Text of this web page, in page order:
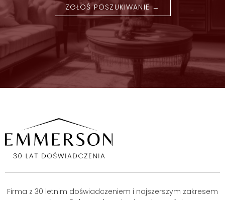
ZGŁOŚ POSZUKIWANIE →
Firma z 30 letnim doświadczeniem i najszerszym zakresem